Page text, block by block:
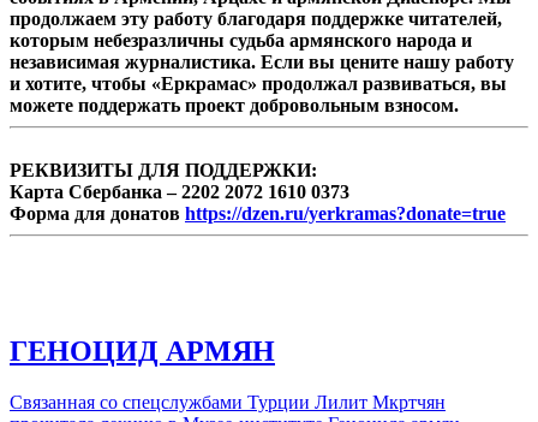
единства».
продолжаем эту работу благодаря поддержке читателей,
которым небезразличны судьба армянского народа и
независимая журналистика. Если вы цените нашу работу
и хотите, чтобы «Еркрамас» продолжал развиваться, вы
можете поддержать проект добровольным взносом.
РЕКВИЗИТЫ ДЛЯ ПОДДЕРЖКИ:
Карта Сбербанка – 2202 2072 1610 0373
Форма для донатов https://dzen.ru/yerkramas?donate=true
ГЕНОЦИД АРМЯН
Связанная со спецслужбами Турции Лилит Мкртчян